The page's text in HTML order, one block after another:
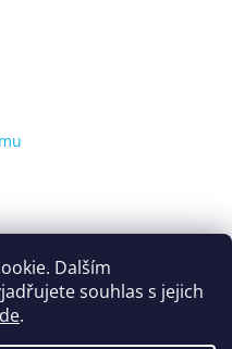
Dalším
souhlas s jejich
.